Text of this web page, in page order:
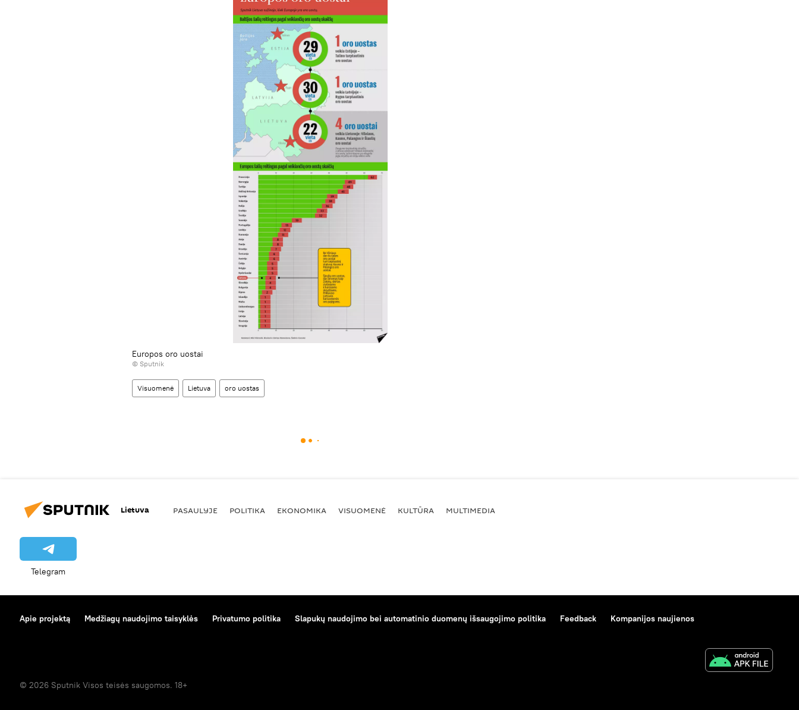
Europos oro uostai
© Sputnik
Visuomenė Lietuva oro uostas
Lietuva PASAULYJE POLITIKA EKONOMIKA VISUOMENĖ KULTŪRA MULTIMEDIA
Telegram
Apie projektą Medžiagų naudojimo taisyklės Privatumo politika Slapukų naudojimo bei automatinio duomenų išsaugojimo politika Feedback Kompanijos naujienos
© 2026 Sputnik Visos teisės saugomos. 18+